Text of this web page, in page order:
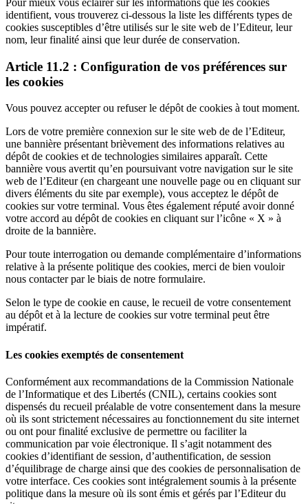
identifient, vous trouverez ci-dessous la liste les différents types de
cookies susceptibles d’être utilisés sur le site web de l’Editeur, leur
nom, leur finalité ainsi que leur durée de conservation.
Article 11.2 : Configuration de vos préférences sur
les cookies
Vous pouvez accepter ou refuser le dépôt de cookies à tout moment.
Lors de votre première connexion sur le site web de de l’Editeur,
une bannière présentant brièvement des informations relatives au
dépôt de cookies et de technologies similaires apparaît. Cette
bannière vous avertit qu’en poursuivant votre navigation sur le site
web de l’Editeur (en chargeant une nouvelle page ou en cliquant sur
divers éléments du site par exemple), vous acceptez le dépôt de
cookies sur votre terminal. Vous êtes également réputé avoir donné
votre accord au dépôt de cookies en cliquant sur l’icône « X » à
droite de la bannière.
Pour toute interrogation ou demande complémentaire d’informations
relative à la présente politique des cookies, merci de bien vouloir
nous contacter par le biais de notre formulaire.
Selon le type de cookie en cause, le recueil de votre consentement
au dépôt et à la lecture de cookies sur votre terminal peut être
impératif.
Les cookies exemptés de consentement
Conformément aux recommandations de la Commission Nationale
de l’Informatique et des Libertés (CNIL), certains cookies sont
dispensés du recueil préalable de votre consentement dans la mesure
où ils sont strictement nécessaires au fonctionnement du site internet
ou ont pour finalité exclusive de permettre ou faciliter la
communication par voie électronique. Il s’agit notamment des
cookies d’identifiant de session, d’authentification, de session
d’équilibrage de charge ainsi que des cookies de personnalisation de
votre interface. Ces cookies sont intégralement soumis à la présente
politique dans la mesure où ils sont émis et gérés par l’Editeur du